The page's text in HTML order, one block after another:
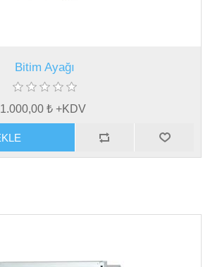
Bitim Ayağı
1.000,00 ₺ +KDV